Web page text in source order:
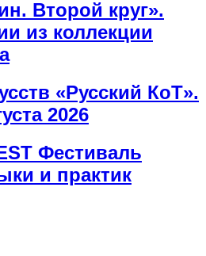
Второй круг».
из коллекции
«Русский КоТ».
2026
Фестиваль
и практик